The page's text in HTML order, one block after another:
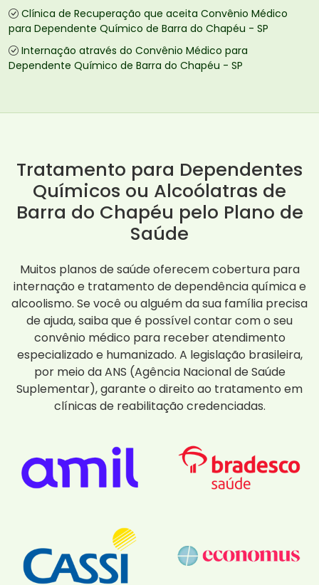
Clínica de Recuperação que aceita Convênio Médico
para Dependente Químico de Barra do Chapéu - SP
Internação através do Convênio Médico para
Dependente Químico de Barra do Chapéu - SP
Tratamento para Dependentes
Químicos ou Alcoólatras de
Barra do Chapéu pelo Plano de
Saúde
Muitos planos de saúde oferecem cobertura para
internação e tratamento de dependência química e
alcoolismo. Se você ou alguém da sua família precisa
de ajuda, saiba que é possível contar com o seu
convênio médico para receber atendimento
especializado e humanizado. A legislação brasileira,
por meio da ANS (Agência Nacional de Saúde
Suplementar), garante o direito ao tratamento em
clínicas de reabilitação credenciadas.